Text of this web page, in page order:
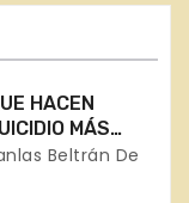
HACEN
MÁS
most beautiful
Wiles.
Beltrán De